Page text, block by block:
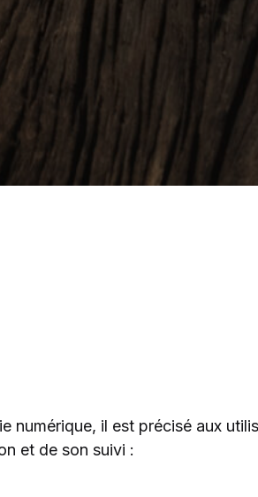
numérique, il est précisé aux
et de son suivi :